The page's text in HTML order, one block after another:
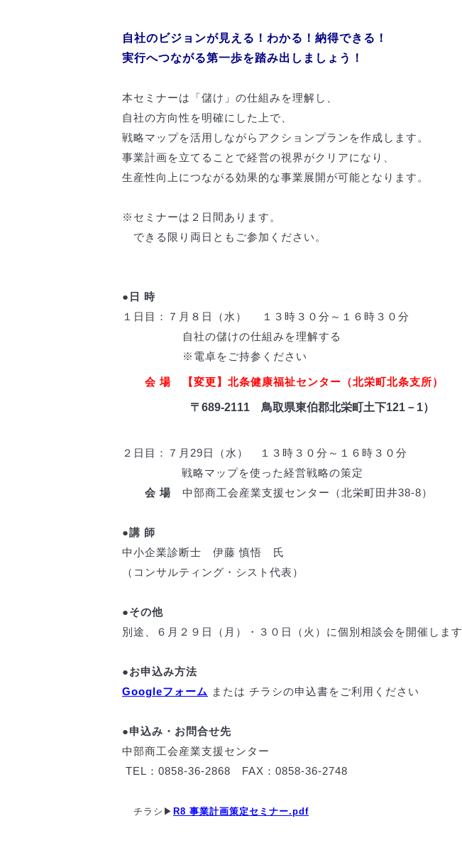
自社のビジョンが見える！わかる！納得できる！
実行へつながる第一歩を踏み出しましょう！
本セミナーは「儲け」の仕組みを理解し、
自社の方向性を明確にした上で、
戦略マップを活用しながらアクションプランを作成します。
事業計画を立てることで経営の視界がクリアになり、
生産性向上につながる効果的な事業展開が可能となります。
※セミナーは２日間あります。
できる限り両日ともご参加ください。
●日 時
１日目：７月８日（水） １３時３０分～１６時３０分
自社の儲けの仕組みを理解する
※電卓をご持参ください
会 場 【変更】北条健康福祉センター（北栄町北条支所）
〒689-2111 鳥取県東伯郡北栄町土下121－1）
２日目：７月29日（水） １３時３０分～１６時３０分
戦略マップを使った経営戦略の策定
会 場 中部商工会産業支援センター（北栄町田井38-8）
●講 師
中小企業診断士 伊藤 慎悟 氏
（コンサルティング・シスト代表）
●その他
別途、６月２９日（月）・３０日（火）に個別相談会を開催します
●お申込み方法
Googleフォーム
または チラシの申込書をご利用ください
●申込み・お問合せ先
中部商工会産業支援センター
TEL：0858-36-2868 FAX：0858-36-2748
チラシ▶ R8 事業計画策定セミナー.pdf